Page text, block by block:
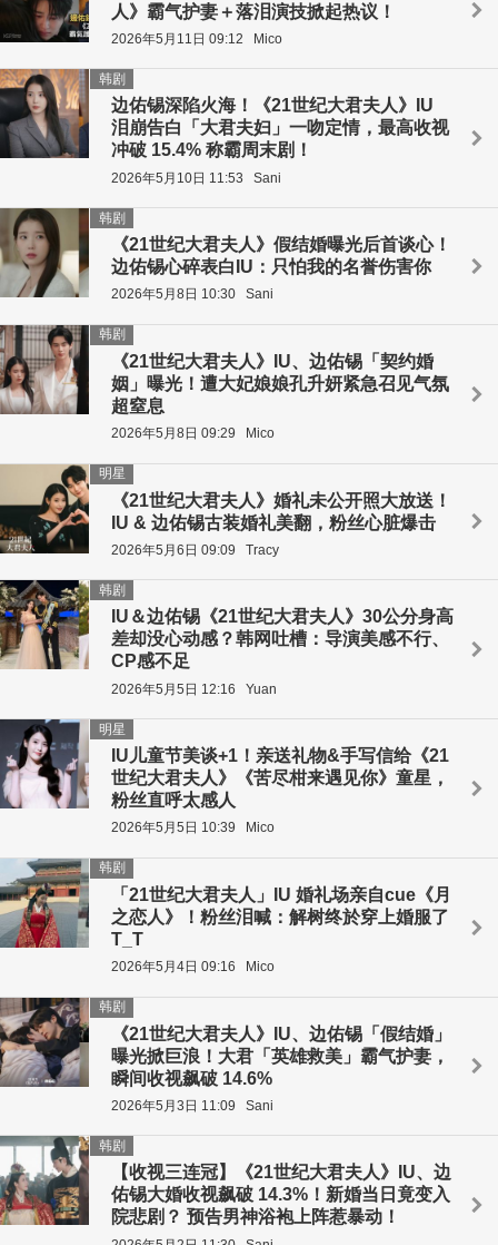
人》霸气护妻＋落泪演技掀起热议！
2026年5月11日 09:12 Mico
边佑锡深陷火海！《21世纪大君夫人》IU
泪崩告白「大君夫妇」一吻定情，最高收视
冲破 15.4% 称霸周末剧！
韩剧
2026年5月10日 11:53 Sani
《21世纪大君夫人》假结婚曝光后首谈心！
边佑锡心碎表白IU：只怕我的名誉伤害你
韩剧
2026年5月8日 10:30 Sani
《21世纪大君夫人》IU、边佑锡「契约婚
姻」曝光！遭大妃娘娘孔升妍紧急召见气氛
超窒息
韩剧
2026年5月8日 09:29 Mico
《21世纪大君夫人》婚礼未公开照大放送！
IU & 边佑锡古装婚礼美翻，粉丝心脏爆击
明星
2026年5月6日 09:09 Tracy
IU＆边佑锡《21世纪大君夫人》30公分身高
差却没心动感？韩网吐槽：导演美感不行、
CP感不足
韩剧
2026年5月5日 12:16 Yuan
IU儿童节美谈+1！亲送礼物&手写信给《21
世纪大君夫人》《苦尽柑来遇见你》童星，
粉丝直呼太感人
明星
2026年5月5日 10:39 Mico
「21世纪大君夫人」IU 婚礼场亲自cue《月
之恋人》！粉丝泪喊：解树终於穿上婚服了
T_T
韩剧
2026年5月4日 09:16 Mico
《21世纪大君夫人》IU、边佑锡「假结婚」
曝光掀巨浪！大君「英雄救美」霸气护妻，
瞬间收视飙破 14.6%
韩剧
2026年5月3日 11:09 Sani
【收视三连冠】《21世纪大君夫人》IU、边
佑锡大婚收视飙破 14.3%！新婚当日竟变入
院悲剧？ 预告男神浴袍上阵惹暴动！
韩剧